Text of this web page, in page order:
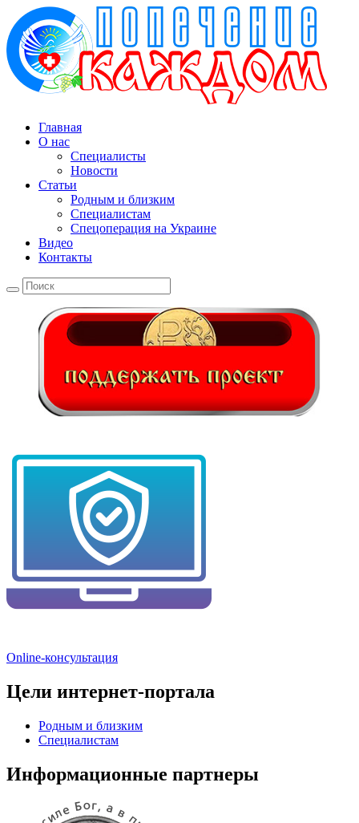
Главная
О нас
Специалисты
Новости
Статьи
Родным и близким
Специалистам
Спецоперация на Украине
Видео
Контакты
Online-консультация
Цели интернет-портала
Родным и близким
Специалистам
Информационные партнеры